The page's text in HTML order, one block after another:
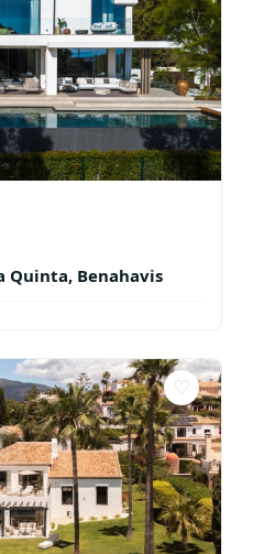
Quinta, Benahavis
♡